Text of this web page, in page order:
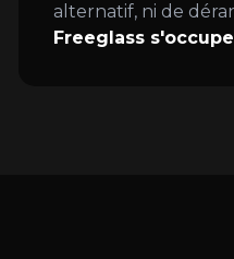
alternatif, ni de
Freeglass